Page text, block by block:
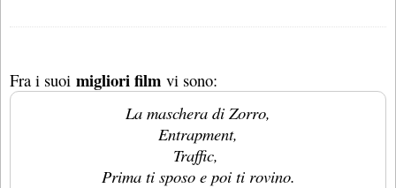
Fra i suoi migliori film vi sono:
La maschera di Zorro,
Entrapment,
Traffic,
Prima ti sposo e poi ti rovino.